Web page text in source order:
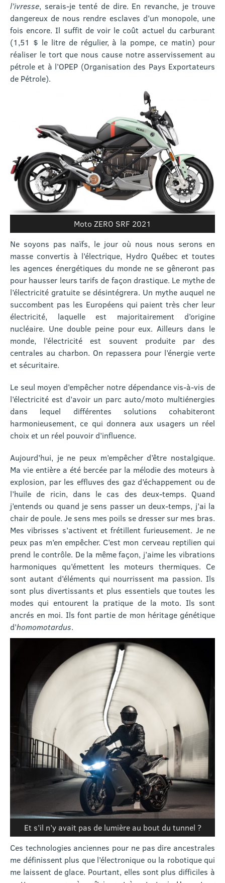
l’ivresse, serais-je tenté de dire. En revanche, je trouve
dangereux de nous rendre esclaves d’un monopole, une
fois encore. Il suffit de voir le coût actuel du carburant
(1,51 $ le litre de régulier, à la pompe, ce matin) pour
réaliser le tort que nous cause notre asservissement au
pétrole et à l’OPEP (Organisation des Pays Exportateurs
de Pétrole).
Moto ZERO SRF 2021
Ne soyons pas naïfs, le jour où nous nous serons en
masse convertis à l’électrique, Hydro Québec et toutes
les agences énergétiques du monde ne se gêneront pas
pour hausser leurs tarifs de façon drastique. Le mythe de
l’électricité gratuite se désintégrera. Un mythe auquel ne
succombent pas les Européens qui paient très cher leur
électricité, laquelle est majoritairement d’origine
nucléaire. Une double peine pour eux. Ailleurs dans le
monde, l’électricité est souvent produite par des
centrales au charbon. On repassera pour l’énergie verte
et sécuritaire.
Le seul moyen d’empêcher notre dépendance vis-à-vis de
l’électricité est d’avoir un parc auto/moto multiénergies
dans lequel différentes solutions cohabiteront
harmonieusement, ce qui donnera aux usagers un réel
choix et un réel pouvoir d’influence.
Aujourd’hui, je ne peux m’empêcher d’être nostalgique.
Ma vie entière a été bercée par la mélodie des moteurs à
explosion, par les effluves des gaz d’échappement ou de
l’huile de ricin, dans le cas des deux-temps. Quand
j’entends ou quand je sens passer un deux-temps, j’ai la
chair de poule. Je sens mes poils se dresser sur mes bras.
Mes vibrisses s’activent et frétillent furieusement. Je ne
peux pas m’en empêcher. C’est mon cerveau reptilien qui
prend le contrôle. De la même façon, j’aime les vibrations
harmoniques qu’émettent les moteurs thermiques. Ce
sont autant d’éléments qui nourrissent ma passion. Ils
sont plus divertissants et plus essentiels que toutes les
modes qui entourent la pratique de la moto. Ils sont
ancrés en moi. Ils font partie de mon héritage génétique
d’homomotardus.
Et s’il n’y avait pas de lumière au bout du tunnel ?
Ces technologies anciennes pour ne pas dire ancestrales
me définissent plus que l’électronique ou la robotique qui
me laissent de glace. Pourtant, elles sont plus difficiles à